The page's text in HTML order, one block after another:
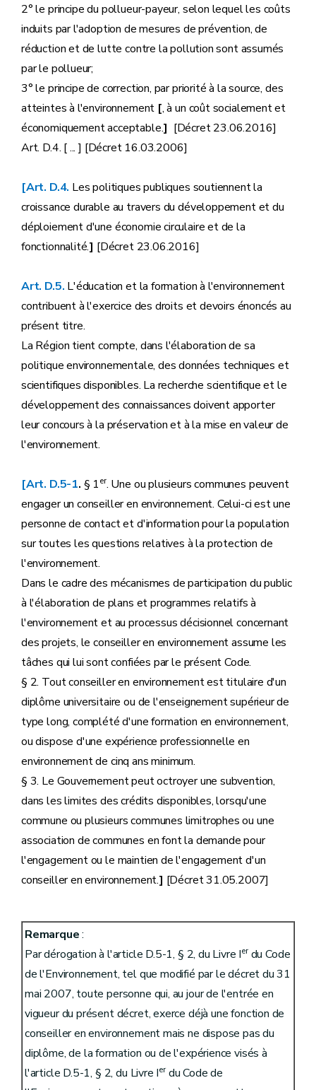
2° le principe du pollueur-payeur, selon lequel les coûts
induits par l'adoption de mesures de prévention, de
réduction et de lutte contre la pollution sont assumés
par le pollueur;
3° le principe de correction, par priorité à la source, des
atteintes à l'environnement [, à un coût socialement et
économiquement acceptable.] [Décret 23.06.2016]
Art. D.4. [ ... ] [Décret 16.03.2006]
[Art. D.4. Les politiques publiques soutiennent la
croissance durable au travers du développement et du
déploiement d'une économie circulaire et de la
fonctionnalité.] [Décret 23.06.2016]
Art. D.5. L'éducation et la formation à l'environnement
contribuent à l'exercice des droits et devoirs énoncés au
présent titre.
La Région tient compte, dans l'élaboration de sa
politique environnementale, des données techniques et
scientifiques disponibles. La recherche scientifique et le
développement des connaissances doivent apporter
leur concours à la préservation et à la mise en valeur de
l'environnement.
[Art. D.5-1. § 1er. Une ou plusieurs communes peuvent
engager un conseiller en environnement. Celui-ci est une
personne de contact et d'information pour la population
sur toutes les questions relatives à la protection de
l'environnement.
Dans le cadre des mécanismes de participation du public
à l'élaboration de plans et programmes relatifs à
l'environnement et au processus décisionnel concernant
des projets, le conseiller en environnement assume les
tâches qui lui sont confiées par le présent Code.
§ 2. Tout conseiller en environnement est titulaire d'un
diplôme universitaire ou de l'enseignement supérieur de
type long, complété d'une formation en environnement,
ou dispose d'une expérience professionnelle en
environnement de cinq ans minimum.
§ 3. Le Gouvernement peut octroyer une subvention,
dans les limites des crédits disponibles, lorsqu'une
commune ou plusieurs communes limitrophes ou une
association de communes en font la demande pour
l'engagement ou le maintien de l'engagement d'un
conseiller en environnement.] [Décret 31.05.2007]
Remarque:
Par dérogation à l'article D.5-1, § 2, du Livre Ierdu Code
de l'Environnement, tel que modifié par le décret du 31
mai 2007, toute personne qui, au jour de l'entrée en
vigueur du présent décret, exerce déjà une fonction de
conseiller en environnement mais ne dispose pas du
diplôme, de la formation ou de l'expérience visés à
l'article D.5-1, § 2, du Livre Ierdu Code de